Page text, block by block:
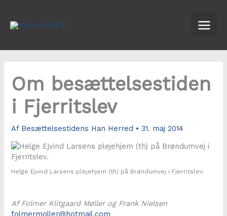
indholdet
Om besættelsestiden
i Fjerritslev
Af Besættelsestidens Han Herred •31. maj 2014
Helge Ejvind Larsens plejehjem (th) på Brøndumvej i Fjerritslev.
Af Folmer Klitgaard Møller og Frank Nielsen
folmermoller@hotmail.com